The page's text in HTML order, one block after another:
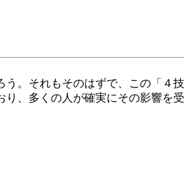
う。それもそのはずで、この「４技
、多くの人が確実にその影響を受